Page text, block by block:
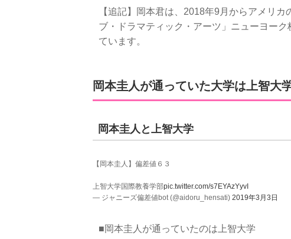
【追記】岡本君は、2018年9月からアメリ
ブ・ドラマティック・アーツ」ニューヨー
ています。
岡本圭人が通っていた大学は上智大
岡本圭人と上智大学
【岡本圭人】偏差値６３
上智大学国際教養学部pic.twitter.com/s7EYAzYyvI
— ジャニーズ偏差値bot (@aidoru_hensati) 2019年3月3日
■岡本圭人が通っていたのは上智大学